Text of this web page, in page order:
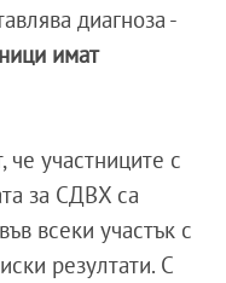
диагноза -
имат
че участниците с
за СДВХ са
всеки участък с
резултати. С